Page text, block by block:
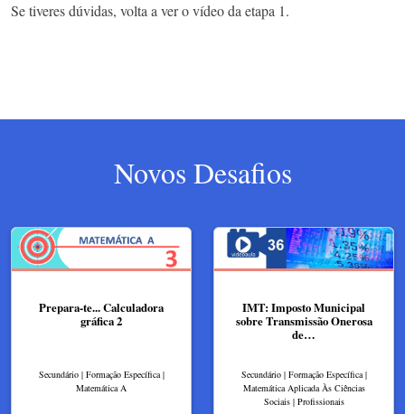
Se tiveres dúvidas, volta a ver o vídeo da etapa 1.
Novos Desafios
Prepara-te... Calculadora
gráfica 2
Secundário | Formação Específica |
Matemática A
IMT: Imposto Municipal
sobre Transmissão Onerosa
de…
Secundário | Formação Específica |
Matemática Aplicada Às Ciências
Sociais | Profissionais